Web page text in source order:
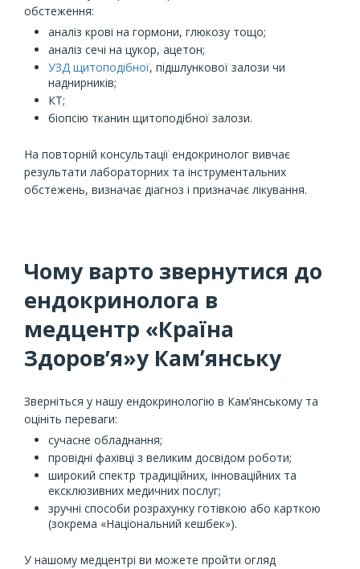
обстеження:
аналіз крові на гормони, глюкозу тощо;
аналіз сечі на цукор, ацетон;
УЗД щитоподібної, підшлункової залози чи
наднирників;
КТ;
біопсію тканин щитоподібної залози.
На повторній консультації ендокринолог вивчає
результати лабораторних та інструментальних
обстежень, визначає діагноз і призначає лікування.
Чому варто звернутися до
ендокринолога в
медцентр «Країна
Здоров’я»у Камʼянську
Зверніться у нашу ендокринологію в Кам’янському та
оцініть переваги:
сучасне обладнання;
провідні фахівці з великим досвідом роботи;
широкий спектр традиційних, інноваційних та
ексклюзивних медичних послуг;
зручні способи розрахунку готівкою або карткою
(зокрема «Національний кешбек»).
У нашому медцентрі ви можете пройти огляд